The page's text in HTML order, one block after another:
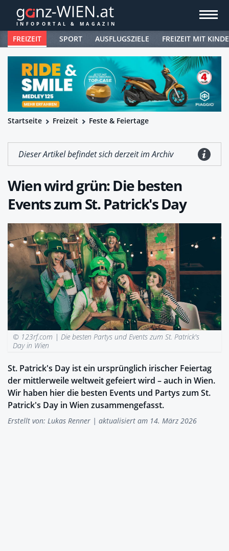
FREIZEIT SPORT AUSFLUGSZIELE FREIZEIT MIT
Startseite Freizeit Feste & Feiertage
Dieser Artikel befindet sich derzeit im Archiv
Wien wird grün: Die besten
Events zum St. Patrick's Day
© 123rf.com | Die besten Partys und Events zum St. Patrick's
Day in Wien
St. Patrick's Day ist ein ursprünglich irischer Feiertag
der mittlerweile weltweit gefeiert wird – auch in Wien.
Wir haben hier die besten Events und Partys zum St.
Patrick's Day in Wien zusammengefasst.
Erstellt von: Lukas Renner | aktualisiert am 14. März 2026